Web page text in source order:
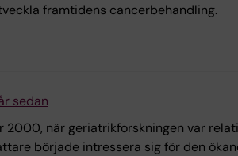
framtidens cancerbehandling.
sedan
2000, när geriatrikforskningen var
började intressera sig för den